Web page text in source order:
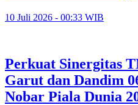
10 Juli 2026 - 00:33 WIB
Perkuat Sinergitas
Garut dan Dandim
Nobar Piala Dunia